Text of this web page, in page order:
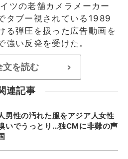
ツの老舗カメラメーカー
タブー視されている1989
る弾圧を扱った広告動画を
強い反発を受けた。
文を読む >
連記事
男性の汚れた服をアジア人女性
いでうっとり…独CMに非難の声